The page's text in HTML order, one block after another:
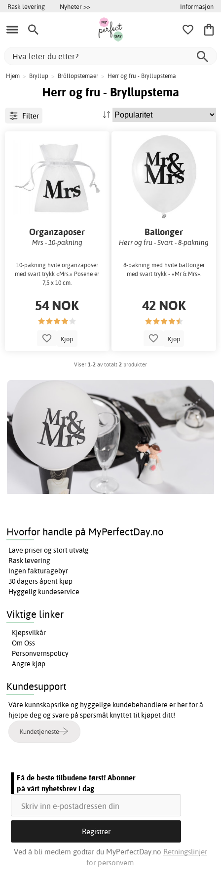
Rask levering Nyheter >> Informasjon
Hjem > Bryllup > Bröllopstemaer > Herr og fru - Bryllupstema
Herr og fru - Bryllupstema
Filter
Organzaposer
Mrs - 10-pakning
10-pakning hvite organzaposer
med svart trykk «Mrs.» Posene er
7,5 x 10 cm.
54 NOK
Kjøp
Ballonger
Herr og fru - Svart - 8-pakning
8-pakning med hvite ballonger
med svart trykk - «Mr & Mrs».
42 NOK
Kjøp
Viser 1-2 av totalt 2 produkter
Hvorfor handle på MyPerfectDay.no
Lave priser og stort utvalg
Rask levering
Ingen fakturagebyr
30 dagers åpent kjøp
Hyggelig kundeservice
Viktige linker
Kjøpsvilkår
Om Oss
Personvernspolicy
Angre kjøp
Kundesupport
Våre kunnskapsrike og hyggelige kundebehandlere er her for å
hjelpe deg og svare på spørsmål knyttet til kjøpet ditt!
Kundetjeneste
Få de beste tilbudene først! Abonner
på vårt nyhetsbrev i dag
Ved å bli medlem godtar du MyPerfectDay.no Retningslinjer
for personvern.